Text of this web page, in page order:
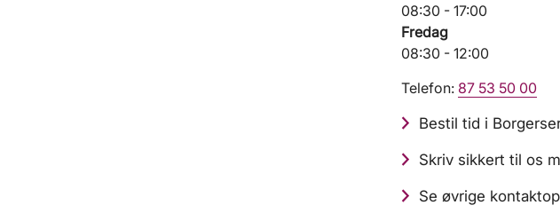
08:30 - 17:00
Fredag
08:30 - 12:00
Telefon: 87 53 50 00
Bestil tid i
Skriv sikkert til os
Se øvrige